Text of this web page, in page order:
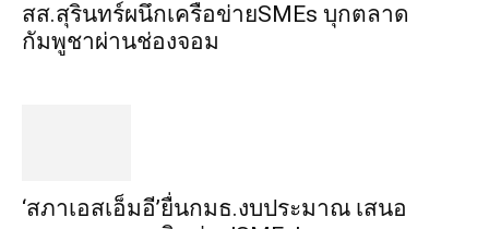
สส.สุรินทร์ผนึกเครือข่ายSMEs บุกตลาด
กัมพูชาผ่านช่องจอม
‘สภาเอสเอ็มอี’ยื่นกมธ.งบประมาณ เสนอ